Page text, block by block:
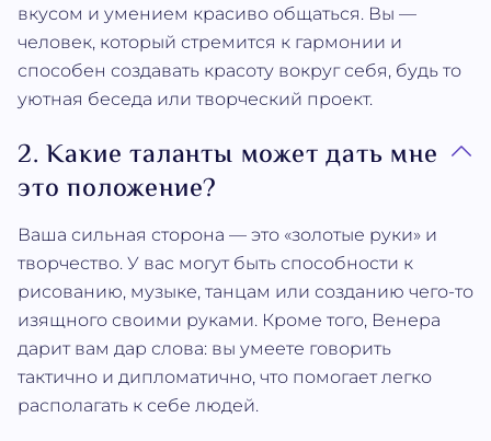
вкусом и умением красиво общаться. Вы —
человек, который стремится к гармонии и
способен создавать красоту вокруг себя, будь то
уютная беседа или творческий проект.
2. Какие таланты может дать мне
это положение?
Ваша сильная сторона — это «золотые руки» и
творчество. У вас могут быть способности к
рисованию, музыке, танцам или созданию чего-то
изящного своими руками. Кроме того, Венера
дарит вам дар слова: вы умеете говорить
тактично и дипломатично, что помогает легко
располагать к себе людей.